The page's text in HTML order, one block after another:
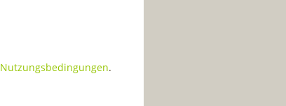
Nutzungsbedingungen.